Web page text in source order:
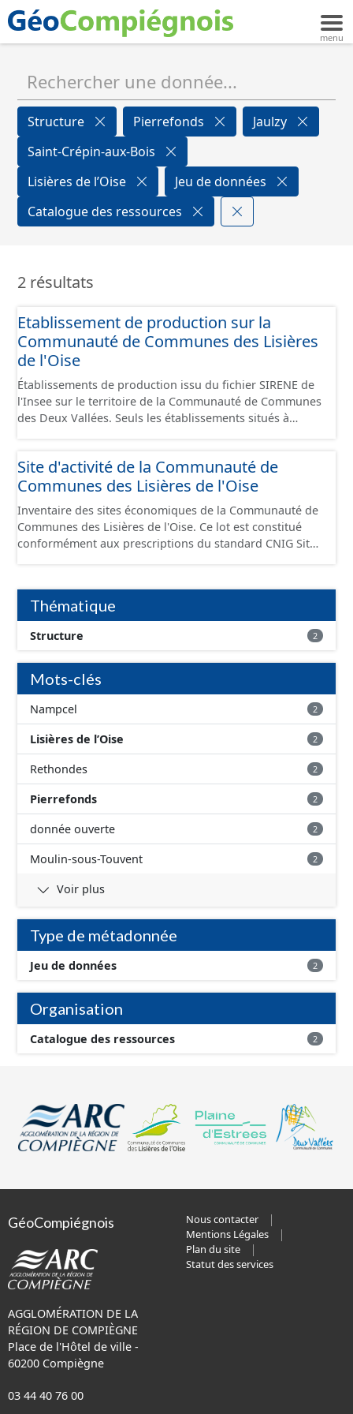
Structure Pierrefonds
Jaulzy
Saint-Crépin-aux-Bois
Lisières de l’Oise
Jeu de données
Catalogue des ressources
2 résultats
Etablissement de production sur la
Communauté de Communes des Lisières
de l'Oise
Établissements de production issu du fichier SIRENE de
l'Insee sur le territoire de la Communauté de Communes
des Deux Vallées. Seuls les établissements situés à
conformément aux prescriptions du standard CNIG Sites
Économiques. Ce lot ne contient pas la référence aux
delà des prescriptions du CNIG se limitant aux SCI.
Site d'activité de la Communauté de
Communes des Lisières de l'Oise
Inventaire des sites économiques de la Communauté de
Communes des Lisières de l'Oise. Ce lot est constitué
conformément aux prescriptions du standard CNIG Sites
Thématique
Structure 2
Mots-clés
Nampcel 2
Lisières de l’Oise 2
Rethondes 2
Pierrefonds 2
donnée ouverte 2
Moulin-sous-Touvent 2
Voir plus
Type de métadonnée
Jeu de données 2
Organisation
Catalogue des ressources 2
GéoCompiégnois
AGGLOMÉRATION DE LA
RÉGION DE COMPIÈGNE
Place de l'Hôtel de ville -
60200 Compiègne
03 44 40 76 00
Nous contacter
Mentions Légales
Plan du site
Statut des services